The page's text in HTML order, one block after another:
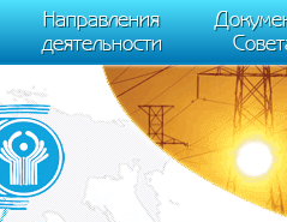
document.scripts.length; j++) {if
(window,
});
Направления
деятельности